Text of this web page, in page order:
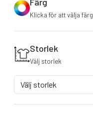
Klicka för att välja färg
Storlek
Välj storlek